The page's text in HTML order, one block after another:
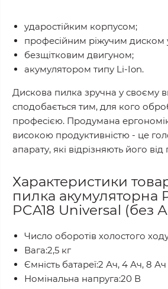
ударостійким корпусом;
професійним ріжучим диском
безщітковим двигуном;
акумулятором типу Li-Ion.
Дискова пилка зручна у своєму
сподобається тим, для кого
професією. Продумана
високою продуктивністю - це
апарату, які відрізняють його
Характеристики
пилка акумуляторна
PCA18 Universal (без
Число оборотів холостого
Вага:2,5 кг
Ємність батареї:2 Ач, 4 Ач, 8 Ач
Номінальна напруга:20 В